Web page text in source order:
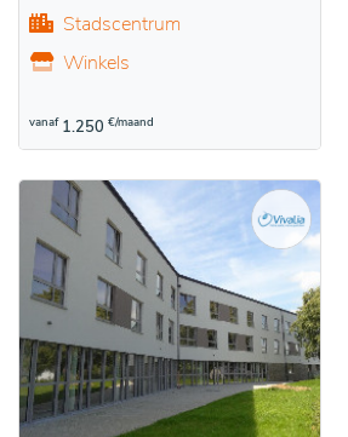
Stadscentrum
Winkels
vanaf 1.250 €/maand